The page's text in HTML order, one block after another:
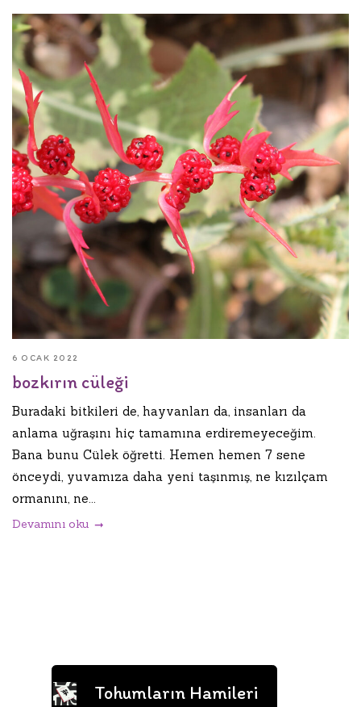
6 OCAK 2022
bozkırın cüleği
Buradaki bitkileri de, hayvanları da, insanları da
anlama uğraşını hiç tamamına erdiremeyeceğim.
Bana bunu Cülek öğretti. Hemen hemen 7 sene
önceydi, yuvamıza daha yeni taşınmış, ne kızılçam
ormanını, ne...
Devamını oku
Tohumların Hamileri